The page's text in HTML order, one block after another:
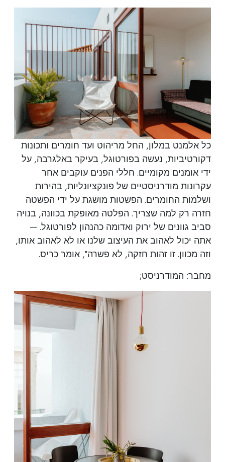
כל אלמנט במלון, החל מריהוט ועד חומרים ותכונות
דקורטיביות, נעשה בפורטוגל, בעיקר באלגרבה, על
ידי אומנים מקומיים. חללי הפנים עוקבים אחר
עקרונות מודרניסטיים של פונקציונליות, בהירות
ושלמות החומרים. הפשטות מושגת על ידי הפשטה
חזרה רק למה שצריך. הפלטה מאופקת בכוונה, בנויה
סביב גוונים של ירוק ואדומה כהנהון לפורטוגל. —
אתה יכול לאהוב את העיצוב שלנו או לא לאהוב אותו,
וזה מכוון. זו זהות חזקה, לא פשרה", אומר כריס.
מחבר: המודרניסט;